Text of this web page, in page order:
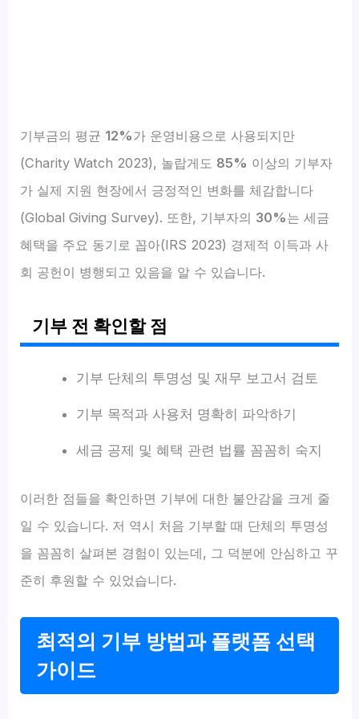
기부금의 평균 12%가 운영비용으로 사용되지만
(Charity Watch 2023), 놀랍게도 85% 이상의 기부자
가 실제 지원 현장에서 긍정적인 변화를 체감합니다
(Global Giving Survey). 또한, 기부자의 30%는 세금
혜택을 주요 동기로 꼽아(IRS 2023) 경제적 이득과 사
회 공헌이 병행되고 있음을 알 수 있습니다.
기부 전 확인할 점
기부 단체의 투명성 및 재무 보고서 검토
기부 목적과 사용처 명확히 파악하기
세금 공제 및 혜택 관련 법률 꼼꼼히 숙지
이러한 점들을 확인하면 기부에 대한 불안감을 크게 줄
일 수 있습니다. 저 역시 처음 기부할 때 단체의 투명성
을 꼼꼼히 살펴본 경험이 있는데, 그 덕분에 안심하고 꾸
준히 후원할 수 있었습니다.
최적의 기부 방법과 플랫폼 선택
가이드